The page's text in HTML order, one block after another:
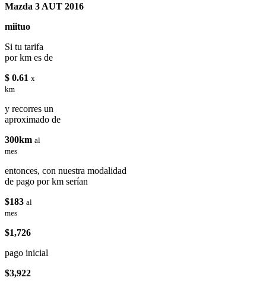
Mazda 3 AUT 2016
miituo
Si tu tarifa
por km es de
$ 0.61 x
km
y recorres un
aproximado de
300km al
mes
entonces, con nuestra modalidad
de pago por km serían
$183 al
mes
$1,726
pago inicial
$3,922